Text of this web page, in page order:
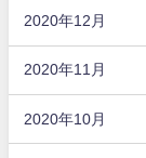
2020年12月
2020年11月
2020年10月